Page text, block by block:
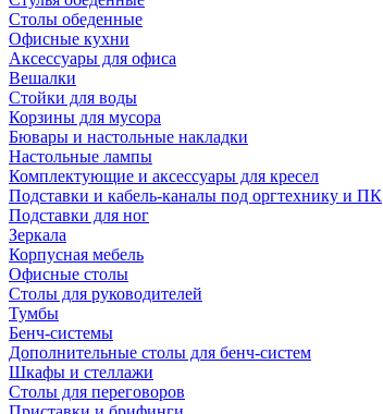
Столы обеденные
Офисные кухни
Аксессуары для офиса
Вешалки
Стойки для воды
Корзины для мусора
Бювары и настольные накладки
Настольные лампы
Комплектующие и аксессуары для кресел
Подставки и кабель-каналы под оргтехнику и ПК
Подставки для ног
Зеркала
Корпусная мебель
Офисные столы
Столы для руководителей
Тумбы
Бенч-системы
Дополнительные столы для бенч-систем
Шкафы и стеллажи
Столы для переговоров